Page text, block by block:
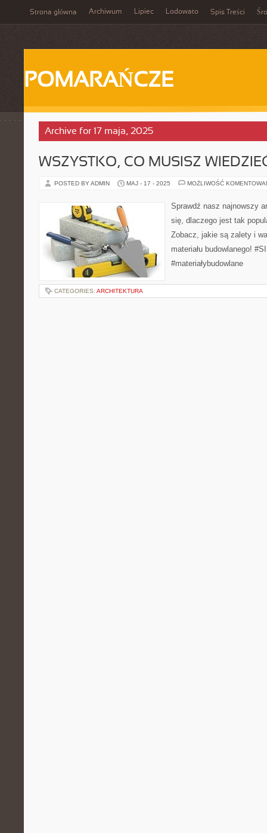
Strona główna Archiwum Lipiec Lodowato Spis Treści
POMARAŃCZE
Archive for 17 maja, 2025
WSZYSTKO, CO MUSISZ
POSTED BY ADMIN MAJ - 17 - 2025 MOŻLIWOŚĆ
Sprawdź nasz najnowszy
się, dlaczego jest tak
Zobacz, jakie są zalety i
materiału budowlanego!
#materiałybudowlane
CATEGORIES: ARCHITEKTURA